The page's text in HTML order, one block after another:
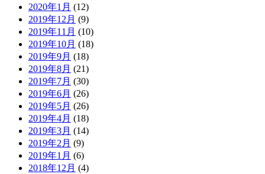
2020年1月 (12)
2019年12月 (9)
2019年11月 (10)
2019年10月 (18)
2019年9月 (18)
2019年8月 (21)
2019年7月 (30)
2019年6月 (26)
2019年5月 (26)
2019年4月 (18)
2019年3月 (14)
2019年2月 (9)
2019年1月 (6)
2018年12月 (4)